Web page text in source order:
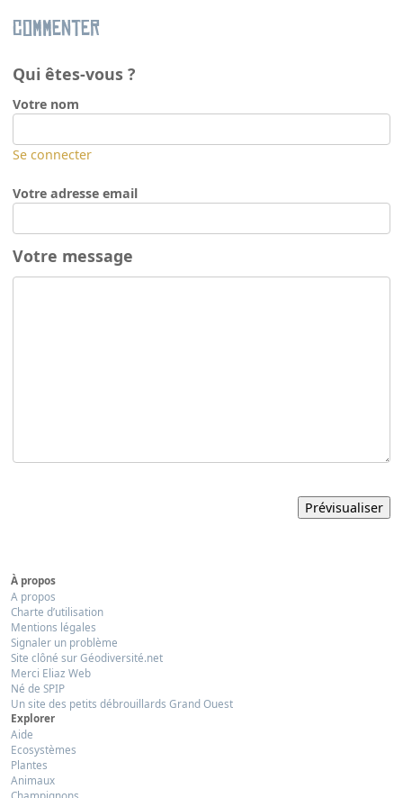
Commenter
Qui êtes-vous ?
Votre nom
Se connecter
Votre adresse email
Votre message
À propos
A propos
Charte d’utilisation
Mentions légales
Signaler un problème
Site clôné sur Géodiversité.net
Merci Eliaz Web
Né de SPIP
Un site des petits débrouillards Grand Ouest
Explorer
Aide
Ecosystèmes
Plantes
Animaux
Champignons